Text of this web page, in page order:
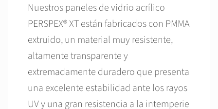
Nuestros paneles de vidrio acrílico
PERSPEX® XT están fabricados con PMMA
extruido, un material muy resistente,
altamente transparente y
extremadamente duradero que presenta
una excelente estabilidad ante los rayos
UV y una gran resistencia a la intemperie